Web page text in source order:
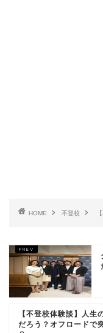
HOME 不登校
【不登校体験談】人生
だろう？オフロードで